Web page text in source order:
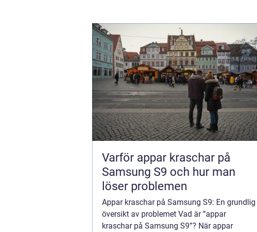
Varför appar kraschar på
Samsung S9 och hur man
löser problemen
Appar kraschar på Samsung S9: En grundlig
översikt av problemet Vad är ”appar
kraschar på Samsung S9”? När appar